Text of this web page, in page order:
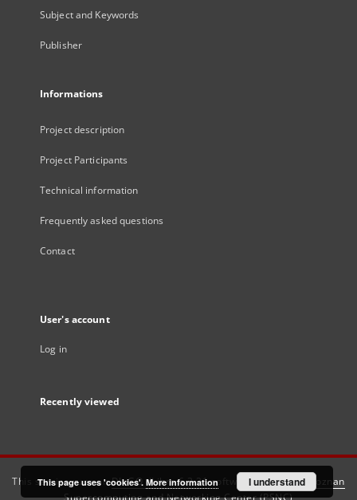
Subject and Keywords
Publisher
Informations
Project description
Project Participants
Technical information
Frequently asked questions
Contact
User's account
Log in
Recently viewed
This service runs onDInGO dLibra 6.3.21software created by
Poznan
Supercomputing and Networking Center (PSNC)
This page uses 'cookies'. More information I understand